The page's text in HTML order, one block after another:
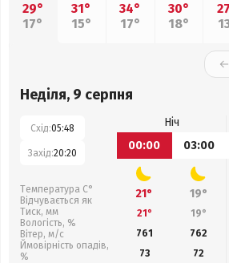
29°
17°
31°
15°
34°
17°
30°
18°
Неділя, 9 серпня
Схід:05:48
Захід:20:20
Температура С°
Відчувається як
Тиск, мм
Вологість, %
Вітер, м/с
Ймовірність опадів,
%
Ніч
00:00
03:00
21° 19°
21° 19°
761
762
73
72